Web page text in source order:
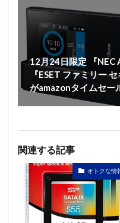
12月24日限定 『NEC
『ESET ファミリー
がamazonタイムセー
関連する記事
オトクな情